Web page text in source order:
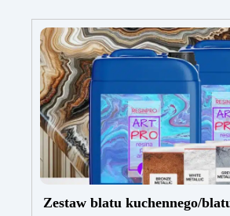
Zestaw blatu kuchennego/